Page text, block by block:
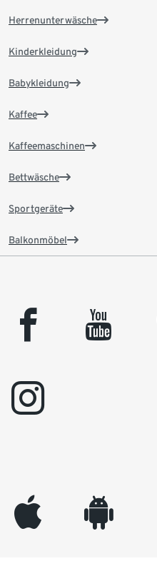
Herrenunterwäsche
Kinderkleidung
Babykleidung
Kaffee
Kaffeemaschinen
Bettwäsche
Sportgeräte
Balkonmöbel
facebook youtube
instagram
appleinc android